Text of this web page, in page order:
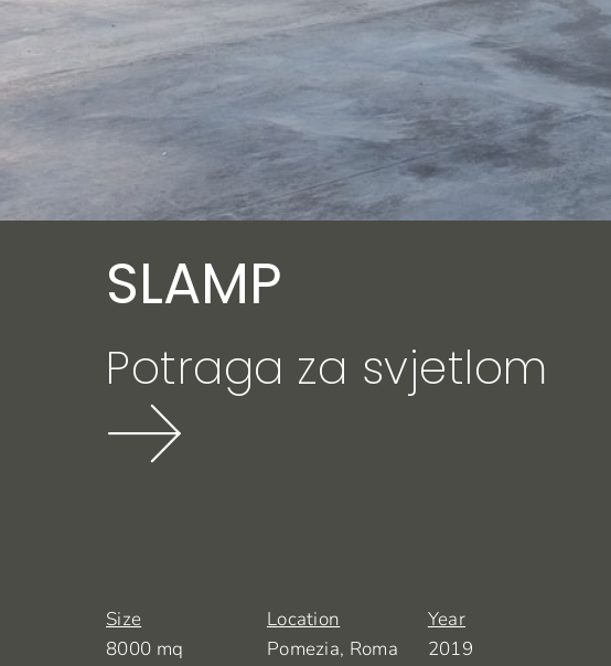
SLAMP
Potraga za svjetlom
Size
8000 mq
Location
Pomezia, Roma
Year
2019